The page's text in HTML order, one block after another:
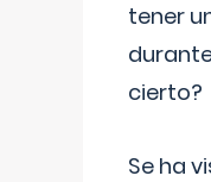
tener
cierto?
Se ha